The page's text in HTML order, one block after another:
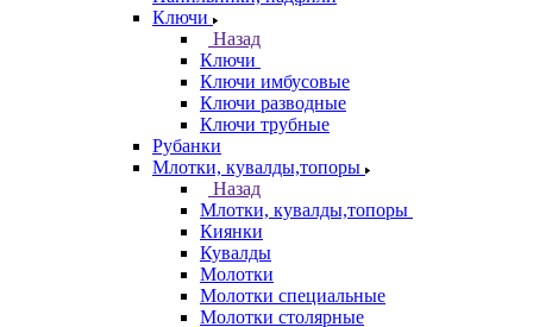
Ключи
Назад
Ключи
Ключи имбусовые
Ключи разводные
Ключи трубные
Рубанки
Млотки, кувалды,топоры
Назад
Млотки, кувалды,топоры
Киянки
Кувалды
Молотки
Молотки специальные
Молотки столярные